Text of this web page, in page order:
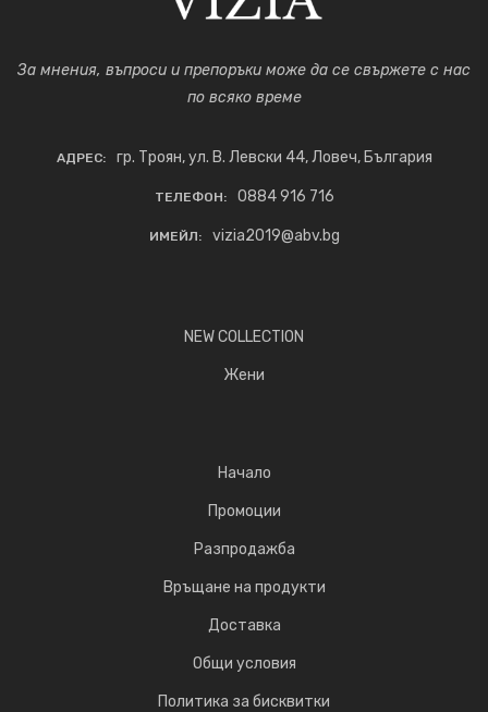
За мнения, въпроси и препоръки може да се свържете с нас
по всяко време
АДРЕС: гр. Троян, ул. В. Левски 44, Ловеч, България
ТЕЛЕФОН: 0884 916 716
ИМЕЙЛ: vizia2019@abv.bg
NEW COLLECTION
Жени
Начало
Промоции
Разпродажба
Връщане на продукти
Доставка
Общи условия
Политика за бисквитки